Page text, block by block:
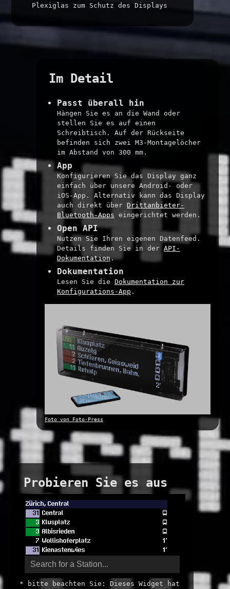
Plexiglas zum Schutz des Displays
Im Detail
Passt überall hin
Hängen Sie es an die Wand oder
stellen Sie es auf einen
Schreibtisch. Auf der Rückseite
befinden sich zwei M3-Montagelöcher
im Abstand von 300 mm.
App
Konfigurieren Sie das Display ganz
einfach über unsere Android- oder
iOS-App. Alternativ kann das Display
auch direkt überDrittanbieter-
Bluetooth-Apps eingerichtet werden.
Open API
Nutzen Sie Ihren eigenen Datenfeed.
Details finden Sie in derAPI-
Dokumentation.
Dokumentation
Lesen Sie dieDokumentation zur
Konfigurations-App .
Foto von Foto-Press
Probieren Sie es aus
* bitte beachten Sie: Dieses Widget hat